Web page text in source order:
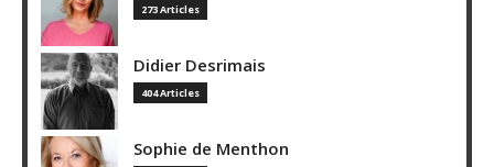
273 Articles
Didier Desrimais
404 Articles
Sophie de Menthon